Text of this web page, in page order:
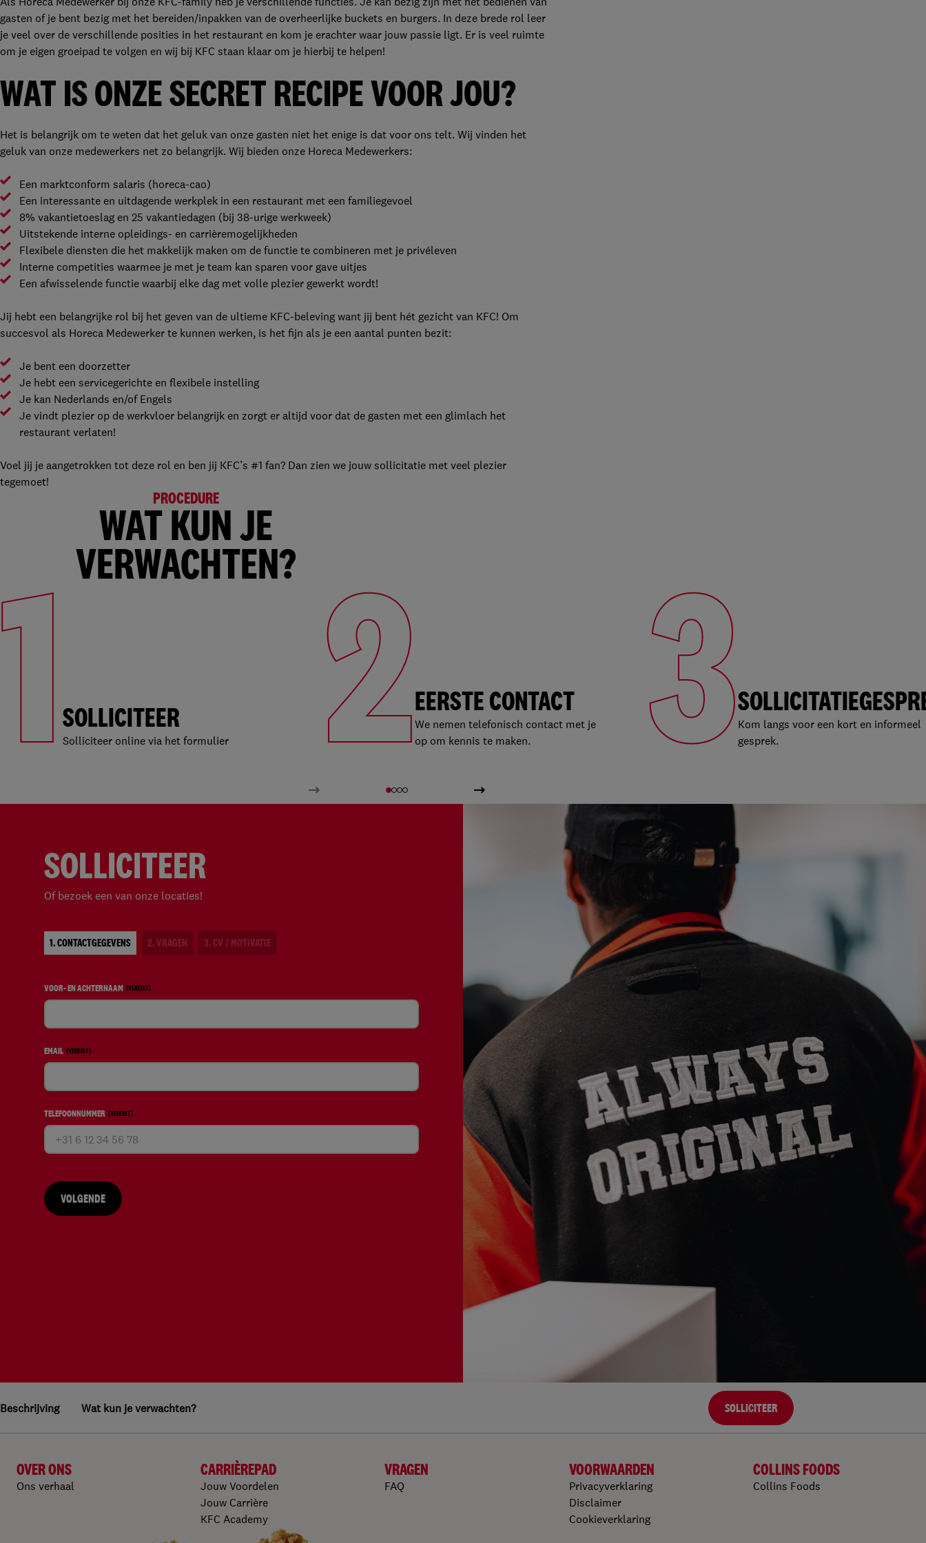
gasten of je bent bezig met het bereiden/inpakken van de overheerlijke buckets en burgers. In deze brede rol leer
je veel over de verschillende posities in het restaurant en kom je erachter waar jouw passie ligt. Er is veel ruimte
om je eigen groeipad te volgen en wij bij KFC staan klaar om je hierbij te helpen!
WAT IS ONZE SECRET RECIPE VOOR JOU?
Het is belangrijk om te weten dat het geluk van onze gasten niet het enige is dat voor ons telt. Wij vinden het
geluk van onze medewerkers net zo belangrijk. Wij bieden onze Horeca Medewerkers:
Een marktconform salaris (horeca-cao)
Een interessante en uitdagende werkplek in een restaurant met een familiegevoel
8% vakantietoeslag en 25 vakantiedagen (bij 38-urige werkweek)
Uitstekende interne opleidings- en carrièremogelijkheden
Flexibele diensten die het makkelijk maken om de functie te combineren met je privéleven
Interne competities waarmee je met je team kan sparen voor gave uitjes
Een afwisselende functie waarbij elke dag met volle plezier gewerkt wordt!
Jij hebt een belangrijke rol bij het geven van de ultieme KFC-beleving want jij bent hét gezicht van KFC! Om
succesvol als Horeca Medewerker te kunnen werken, is het fijn als je een aantal punten bezit:
Je bent een doorzetter
Je hebt een servicegerichte en flexibele instelling
Je kan Nederlands en/of Engels
Je vindt plezier op de werkvloer belangrijk en zorgt er altijd voor dat de gasten met een glimlach het
restaurant verlaten!
Voel jij je aangetrokken tot deze rol en ben jij KFC’s #1 fan? Dan zien we jouw sollicitatie met veel plezier
tegemoet!
PROCEDURE
WAT KUN JE
VERWACHTEN?
1 SOLLICITEER
Solliciteer online via het formulier 2EERSTE CONTACT
We nemen telefonisch contact met je
op om kennis te maken.
3 Kom langs voor een kort en informeel
gesprek.
SOLLICITEER
Of bezoek een van onze locaties!
1. CONTACTGEGEVENS 2. VRAGEN 3. CV / MOTIVATIE
VOOR- EN ACHTERNAAM (VEREIST)
EMAIL (VEREIST)
TELEFOONNUMMER (VEREIST)
VOLGENDE
Beschrijving Wat kun je verwachten? SOLLICITEER
OVER ONS
Ons verhaal
CARRIÈREPAD
Jouw Voordelen
Jouw Carrière
KFC Academy
VRAGEN
FAQ
VOORWAARDEN
Privacyverklaring
Disclaimer
Cookieverklaring
COLLINS FOODS
Collins Foods